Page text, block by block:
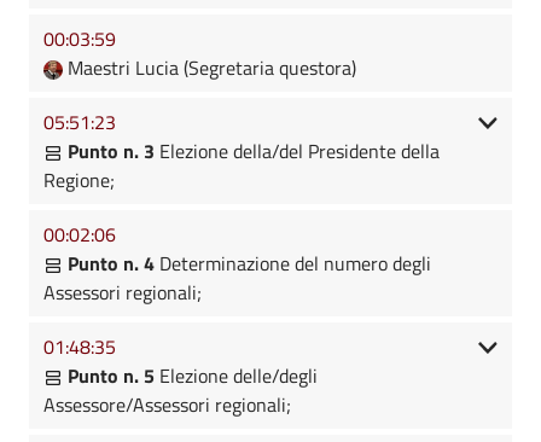
00:03:59
Maestri Lucia (Segretaria questora)
05:51:23
Punto n. 3 Elezione della/del Presidente della
Regione;
00:02:06
Punto n. 4 Determinazione del numero degli
Assessori regionali;
01:48:35
Punto n. 5 Elezione delle/degli
Assessore/Assessori regionali;